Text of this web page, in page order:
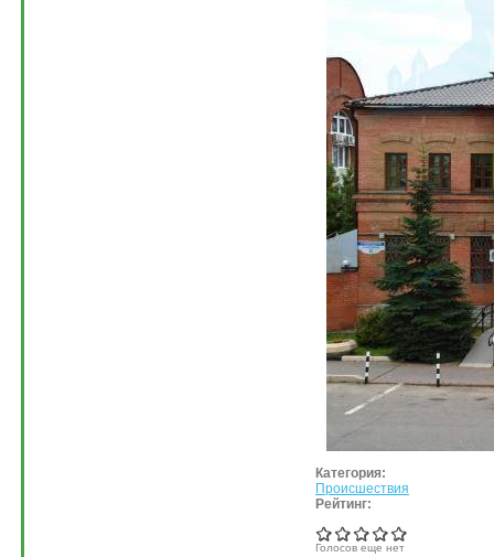
Категория:
Происшествия
Рейтинг:
Голосов еще нет